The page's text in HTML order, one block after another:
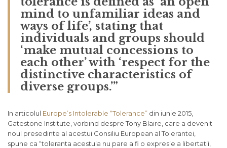
mind to unfamiliar ideas and
ways of life’, stating that
individuals and groups should
‘make mutual concessions to
each other’ with ‘respect for the
distinctive characteristics of
diverse groups.’”
In articolul Europe’s Intolerable “Tolerance” din iunie 2015,
Gatestone Institute, vorbind despre Tony Blaire, care a devenit
noul presedinte al acestui Consiliu European al Tolerantei,
spune ca “toleranta acestuia nu pare a fi o expresie a libertatii,